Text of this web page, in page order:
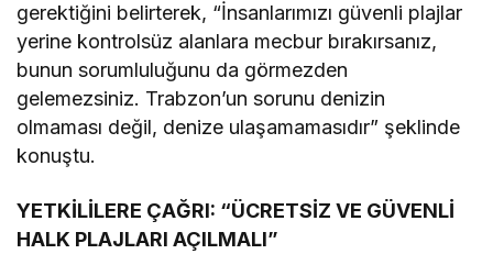
gerektiğini belirterek, “İnsanlarımızı güvenli plajlar
yerine kontrolsüz alanlara mecbur bırakırsanız,
bunun sorumluluğunu da görmezden
gelemezsiniz. Trabzon’un sorunu denizin
olmaması değil, denize ulaşamamasıdır” şeklinde
konuştu.
YETKİLİLERE ÇAĞRI: “ÜCRETSİZ VE GÜVENLİ
HALK PLAJLARI AÇILMALI”